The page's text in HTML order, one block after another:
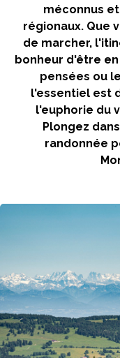
méconnus
régionaux. Que
de marcher,
bonheur d'être
pensées ou
l'essentiel est
l'euphorie du
Plongez
randonnée